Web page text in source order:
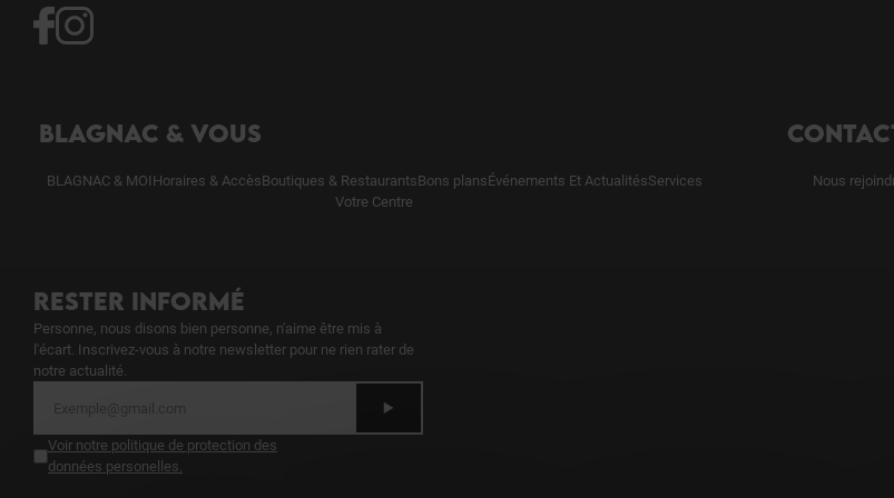
BLAGNAC & VOUS
BLAGNAC & MOI Horaires & AccèsBoutiques & RestaurantsBons plansÉvénements Et ActualitésServices
Votre Centre
Nous
RESTER INFORMÉ
Personne, nous disons bien personne, n'aime être mis à
l'écart. Inscrivez-vous à notre newsletter pour ne rien rater de
notre actualité.
Voir notre politique de protection des
données personelles.